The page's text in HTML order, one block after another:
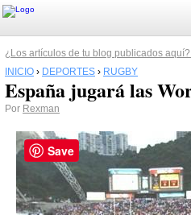
¿Los artículos de tu blog publicados
INICIO › DEPORTES › RUGBY
España jugará las
Por Rexman
Save